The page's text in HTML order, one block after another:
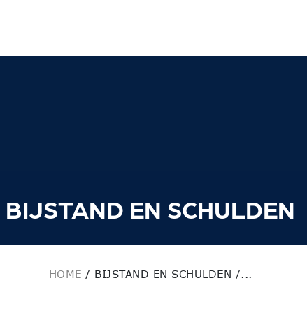
BIJSTAND EN SCHULDEN
HOME / BIJSTAND EN SCHULDEN /...